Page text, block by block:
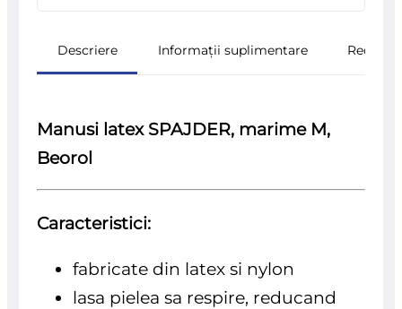
Descriere Informații suplimentare
Manusi latex SPAJDER, marime M,
Beorol
Caracteristici:
fabricate din latex si nylon
lasa pielea sa respire, reducand